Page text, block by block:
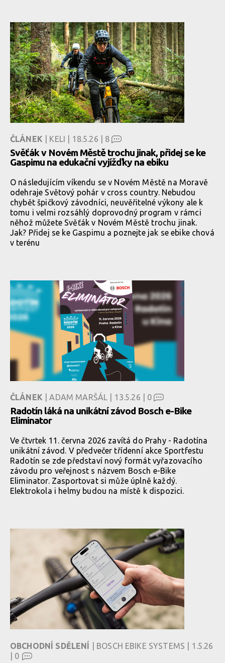
ČLÁNEK | KELI | 18.5.26 | 8
Svěťák v Novém Městě trochu jinak, přidej se ke
Gaspimu na edukační vyjížďky na ebiku
O následujícím víkendu se v Novém Městě na Moravě
odehraje Světový pohár v cross country. Nebudou
chybět špičkový závodníci, neuvěřitelné výkony ale k
tomu i velmi rozsáhlý doprovodný program v rámci
něhož můžete Svěťák v Novém Městě trochu jinak.
Jak? Přidej se ke Gaspimu a poznejte jak se ebike chová
v terénu
ČLÁNEK | ADAM MARŠÁL | 13.5.26 | 0
Radotín láká na unikátní závod Bosch e-Bike
Eliminator
Ve čtvrtek 11. června 2026 zavítá do Prahy - Radotína
unikátní závod. V předvečer třídenní akce Sportfestu
Radotín se zde představí nový formát vyřazovacího
závodu pro veřejnost s názvem Bosch e-Bike
Eliminator. Zasportovat si může úplně každý.
Elektrokola i helmy budou na místě k dispozici.
OBCHODNÍ SDĚLENÍ | BOSCH EBIKE SYSTEMS | 1.5.26
0